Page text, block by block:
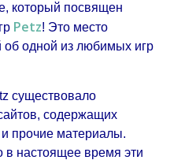
который посвящен
Petz! Это место
об одной из любимых игр
существовало
содержащих
прочие материалы.
в настоящее время эти